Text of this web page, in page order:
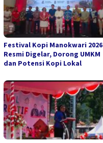
Festival Kopi Manokwari 2026
Resmi Digelar, Dorong UMKM
dan Potensi Kopi Lokal